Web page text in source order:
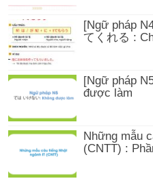
[Ngữ pháp
てくれる :
[Ngữ pháp
được làm
Những mẫu
(CNTT) :